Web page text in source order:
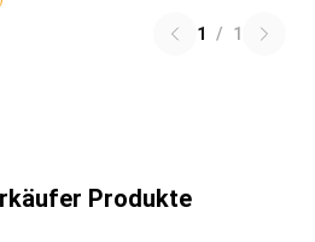
1 / 1
Produkte